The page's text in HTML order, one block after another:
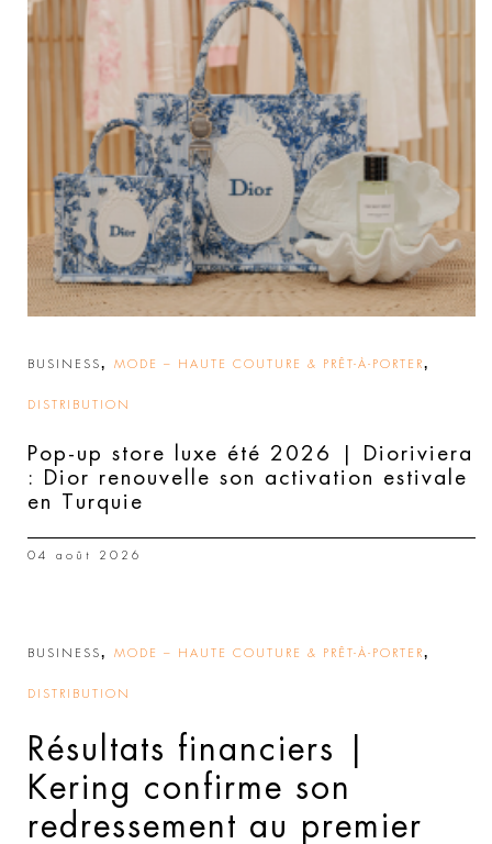
BUSINESS, MODE – HAUTE COUTURE & PRÊT-À-PORTER,
DISTRIBUTION
Pop-up store luxe été 2026 | Dioriviera
: Dior renouvelle son activation estivale
en Turquie
04 août 2026
BUSINESS, MODE – HAUTE COUTURE & PRÊT-À-PORTER,
DISTRIBUTION
Résultats financiers |
Kering confirme son
redressement au premier